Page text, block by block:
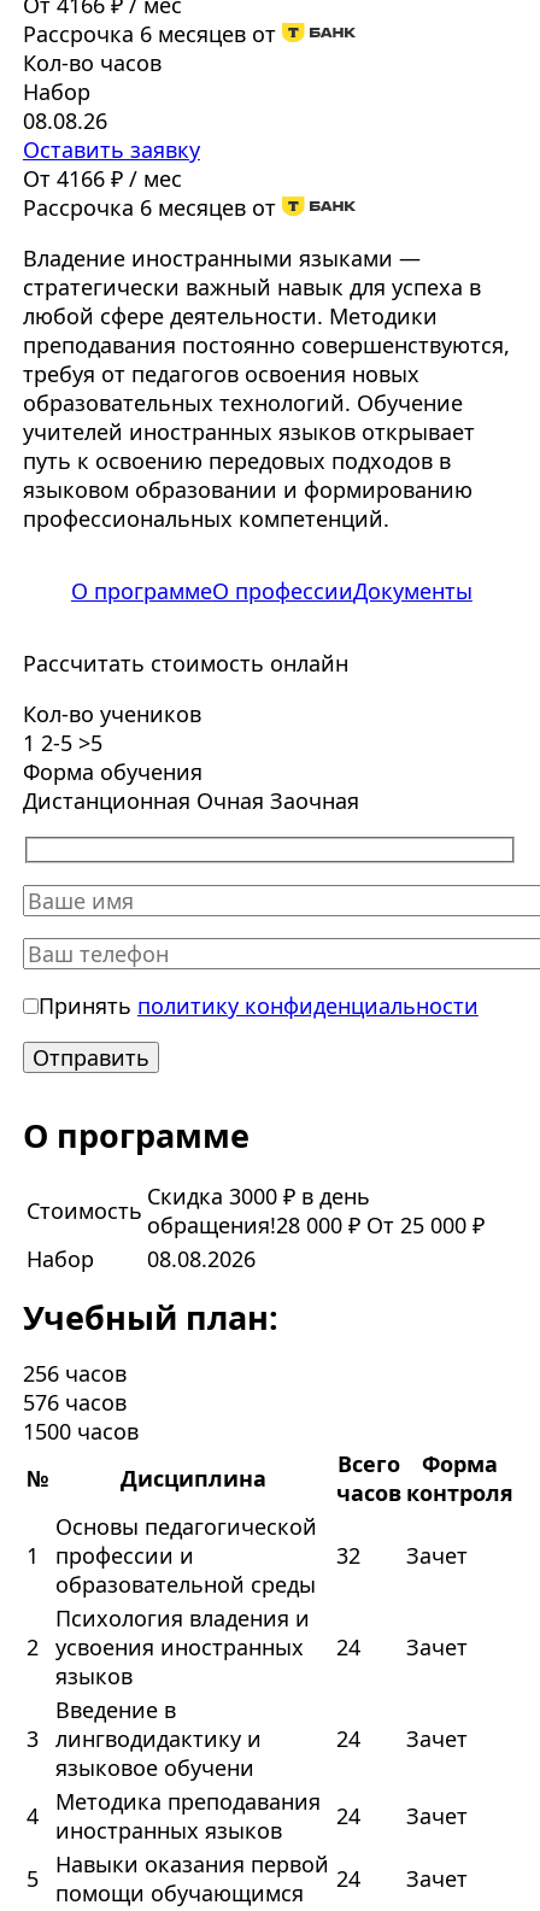
Рассрочка 6 месяцев от
Кол-во часов
Набор
08.08.26
Оставить заявку
От 4166 ₽ / мес
Рассрочка 6 месяцев от
Владение иностранными языками —
стратегически важный навык для успеха в
любой сфере деятельности. Методики
преподавания постоянно совершенствуются,
требуя от педагогов освоения новых
образовательных технологий. Обучение
учителей иностранных языков открывает
путь к освоению передовых подходов в
языковом образовании и формированию
профессиональных компетенций.
О программеО профессииДокументы
Рассчитать стоимость онлайн
Кол-во учеников
1 2-5 >5
Форма обучения
Дистанционная Очная Заочная
Принять политику конфиденциальности
О программе
Стоимость Скидка 3000 ₽ в день
обращения!28 000 ₽ От 25 000 ₽
Набор
08.08.2026
Учебный план:
256 часов
576 часов
1500 часов
№
Дисциплина
Всего
часов
Форма
контроля
1
Основы педагогической
профессии и
образовательной среды
32 Зачет
2
Психология владения и
усвоения иностранных
языков
24 Зачет
3
Введение в
лингводидактику и
языковое обучени
24 Зачет
4
Методика преподавания
иностранных языков
24 Зачет
5
Навыки оказания первой
помощи обучающимся
24 Зачет